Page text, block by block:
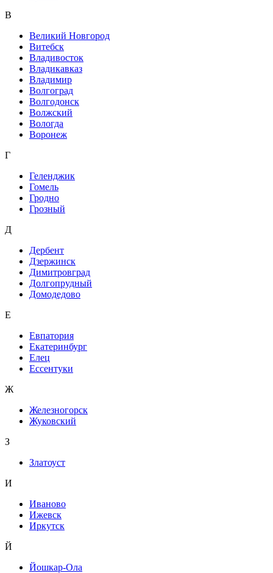
В
Великий Новгород
Витебск
Владивосток
Владикавказ
Владимир
Волгоград
Волгодонск
Волжский
Вологда
Воронеж
Г
Геленджик
Гомель
Гродно
Грозный
Д
Дербент
Дзержинск
Димитровград
Долгопрудный
Домодедово
Е
Евпатория
Екатеринбург
Елец
Ессентуки
Ж
Железногорск
Жуковский
З
Златоуст
И
Иваново
Ижевск
Иркутск
Й
Йошкар-Ола